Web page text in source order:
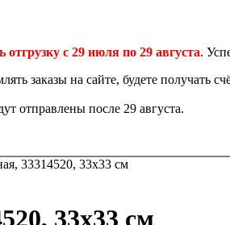
отгрузку с 29 июля по 29 августа.
заказы на сайте, будете получать
отправлены после 29 августа.
33314520, 33х33 см
33х33 см